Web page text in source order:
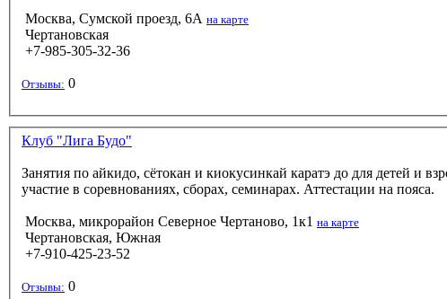
Москва, Сумской проезд, 6А на карте
Чертановская
+7-985-305-32-36
Отзывы: 0
Клуб "Лига Будо"
Занятия по айкидо, сётокан и киокусинкай каратэ до для детей и
участие в соревнованиях, сборах, семинарах. Аттестации на пояса.
Москва, микрорайон Северное Чертаново, 1к1 на карте
Чертановская, Южная
+7-910-425-23-52
Отзывы: 0